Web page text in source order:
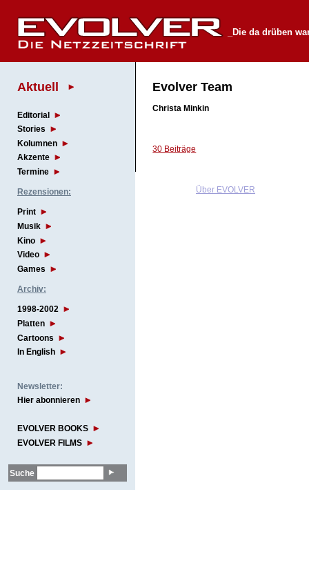
_Die da drüben
Aktuell
Editorial
Stories
Kolumnen
Akzente
Termine
Rezensionen:
Print
Musik
Kino
Video
Games
Archiv:
1998-2002
Platten
Cartoons
In English
Newsletter:
Hier abonnieren
EVOLVER BOOKS
EVOLVER FILMS
Suche
Evolver Team
Christa Minkin
30 Beiträge
Über EVOLVER